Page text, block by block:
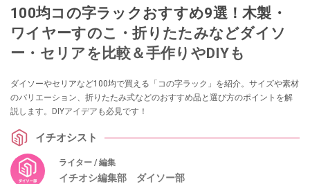
100均コの字ラックおすすめ9選！木製・
ワイヤーすのこ・折りたたみなどダイソ
ー・セリアを比較＆手作りやDIYも
ダイソーやセリアなど100均で買える「コの字ラック」を紹介。サイズや素材
のバリエーション、折りたたみ式などのおすすめ品と選び方のポイントを解
説します。DIYアイデアも必見です！
イチオシスト
ライター / 編集
イチオシ編集部 ダイソー部